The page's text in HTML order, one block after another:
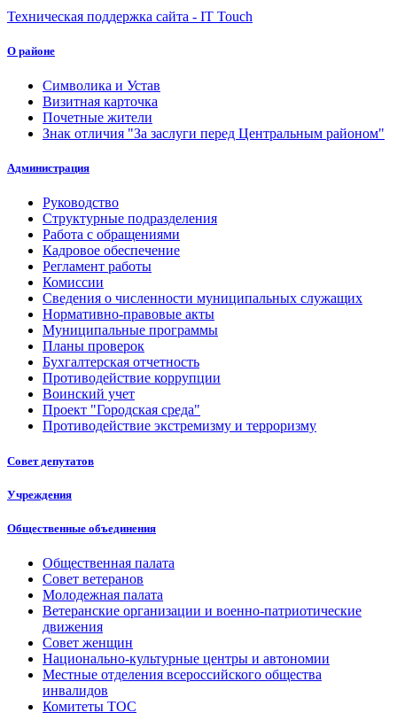
Техническая поддержка сайта - IT Touch
О районе
Символика и Устав
Визитная карточка
Почетные жители
Знак отличия "За заслуги перед Центральным районом"
Администрация
Руководство
Структурные подразделения
Работа с обращениями
Кадровое обеспечение
Регламент работы
Комиссии
Сведения о численности муниципальных служащих
Нормативно-правовые акты
Муниципальные программы
Планы проверок
Бухгалтерская отчетность
Противодействие коррупции
Воинский учет
Проект "Городская среда"
Противодействие экстремизму и терроризму
Совет депутатов
Учреждения
Общественные объединения
Общественная палата
Совет ветеранов
Молодежная палата
Ветеранские организации и военно-патриотические
движения
Совет женщин
Национально-культурные центры и автономии
Местные отделения всероссийского общества
инвалидов
Комитеты ТОС